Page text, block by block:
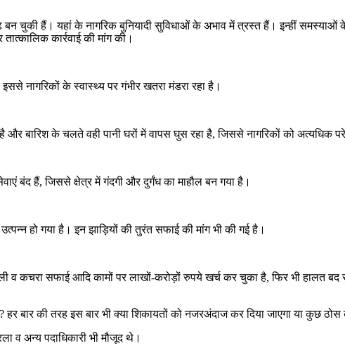
चुकी हैं। यहां के नागरिक बुनियादी सुविधाओं के अभाव में त्रस्त हैं। इन्हीं समस्याओं
कार्रवाई की मांग की।
नागरिकों के स्वास्थ्य पर गंभीर खतरा मंडरा रहा है।
बारिश के चलते वही पानी घरों में वापस घुस रहा है, जिससे नागरिकों को अत्यधिक
बंद हैं, जिससे क्षेत्र में गंदगी और दुर्गंध का माहौल बन गया है।
हो गया है। इन झाड़ियों की तुरंत सफाई की मांग भी की गई है।
व कचरा सफाई आदि कामों पर लाखों-करोड़ों रुपये खर्च कर चुका है, फिर भी हालत
बार की तरह इस बार भी क्या शिकायतों को नजरअंदाज कर दिया जाएगा या कुछ ठोस
व अन्य पदाधिकारी भी मौजूद थे।